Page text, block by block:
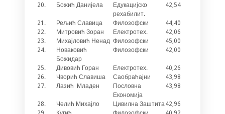
20. Божић Данијела
Едукацијско
рехабилит.
42,54
21. Рељић Славица Филозофски 44,40
22.
Митровић Зоран Електротех. 42,06
23.
Михајловић Ненад Филозофски 45,00
24.
Новаковић
Божидар
Филозофски 42,00
25. Дивовић Горан Електротех. 40,26
26.
Чворић Славиша Саобраћајни 43,98
27.
Лазић Младен
Пословна
Економија
43,98
28. Челић Михајло Цивилна Заштита 42,96